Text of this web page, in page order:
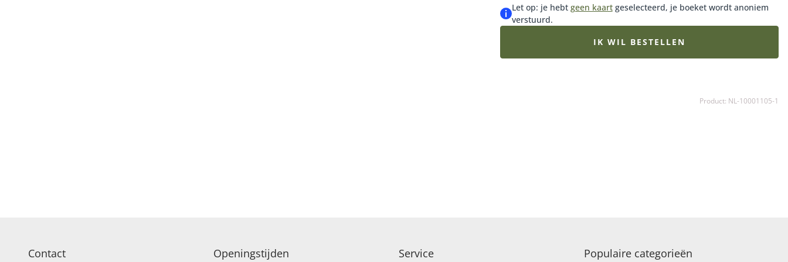
Let op: je hebt geen kaartgeselecteerd, je boeket wordt anoniem
verstuurd.
IK WIL BESTELLEN
Product: NL-10001105-1
Contact Openingstijden Service Populaire categorieën